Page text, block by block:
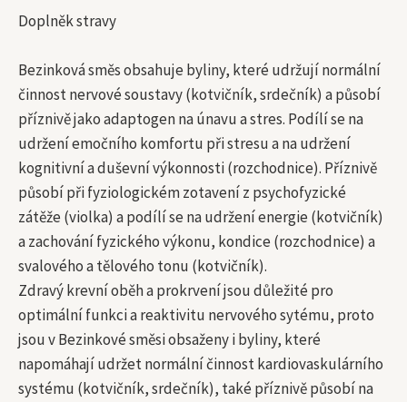
Doplněk stravy
Bezinková směs obsahuje byliny, které udržují normální
činnost nervové soustavy (kotvičník, srdečník) a působí
příznivě jako adaptogen na únavu a stres. Podílí se na
udržení emočního komfortu při stresu a na udržení
kognitivní a duševní výkonnosti (rozchodnice). Příznivě
působí při fyziologickém zotavení z psychofyzické
zátěže (violka) a podílí se na udržení energie (kotvičník)
a zachování fyzického výkonu, kondice (rozchodnice) a
svalového a tělového tonu (kotvičník).
Zdravý krevní oběh a prokrvení jsou důležité pro
optimální funkci a reaktivitu nervového sytému, proto
jsou v Bezinkové směsi obsaženy i byliny, které
napomáhají udržet normální činnost kardiovaskulárního
systému (kotvičník, srdečník), také příznivě působí na